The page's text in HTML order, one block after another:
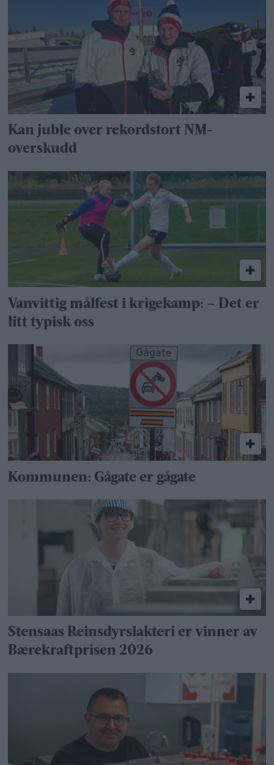
Kan juble over rekordstort NM-
overskudd
Vanvittig målfest i krigekamp: – Det er
litt typisk oss
Kommunen: Gågate er gågate
Stensaas Reinsdyrslakteri er vinner av
Bærekraftprisen 2026